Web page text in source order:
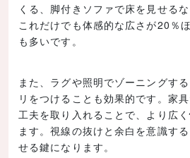
くる、脚付きソファで床を見せる
これだけでも体感的な広さが20％
も多いです。
また、ラグや照明でゾーニングす
リをつけることも効果的です。家
工夫を取り入れることで、より広
ます。視線の抜けと余白を意識す
せる鍵になります。